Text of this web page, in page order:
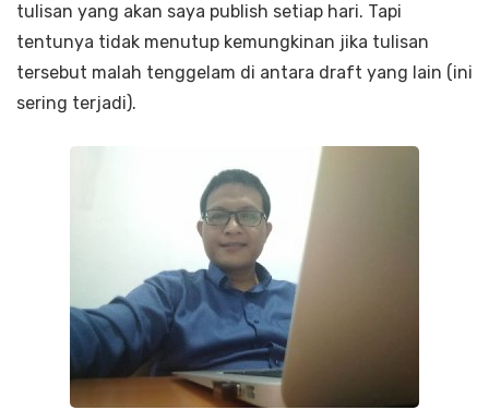
tulisan yang akan saya publish setiap hari. Tapi
tentunya tidak menutup kemungkinan jika tulisan
tersebut malah tenggelam di antara draft yang lain (ini
sering terjadi).